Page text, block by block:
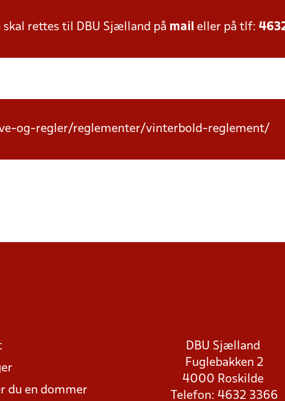
rettes til DBU Sjælland på mail eller på tlf:
og-regler/reglementer/vinterbold-reglement/
du en dommer
DBU Sjælland
Fuglebakken 2
4000 Roskilde
Telefon: 4632 3366